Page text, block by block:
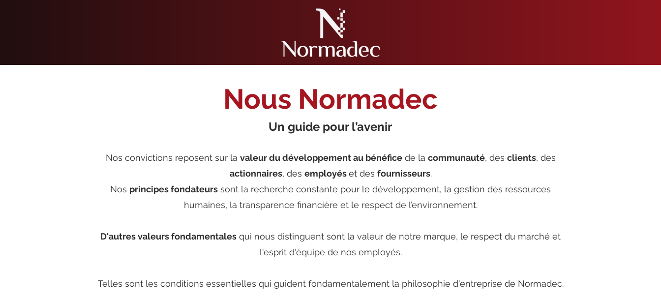
Nous Normadec
Un guide pour l’avenir
Nos convictions reposent sur la valeur du développement au bénéficede la communauté, des clients, des
actionnaires, des employéset des fournisseurs.
Nos principes fondateurs sont la recherche constante pour le développement, la gestion des ressources
humaines, la transparence financière et le respect de l’environnement.
D'autres valeurs fondamentales qui nous distinguent sont la valeur de notre marque, le respect du marché et
l'esprit d'équipe de nos employés.
Telles sont les conditions essentielles qui guident fondamentalement la philosophie d'entreprise de Normadec.